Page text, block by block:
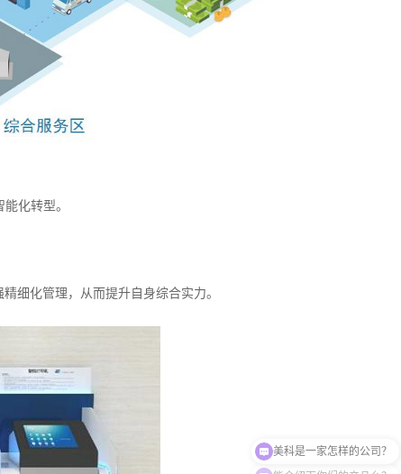
化转型。
化管理，从而提升自身综合实力。